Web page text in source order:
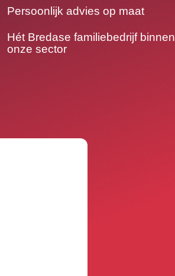
Persoonlijk advies op maat
Hét Bredase familiebedrijf binnen
onze sector